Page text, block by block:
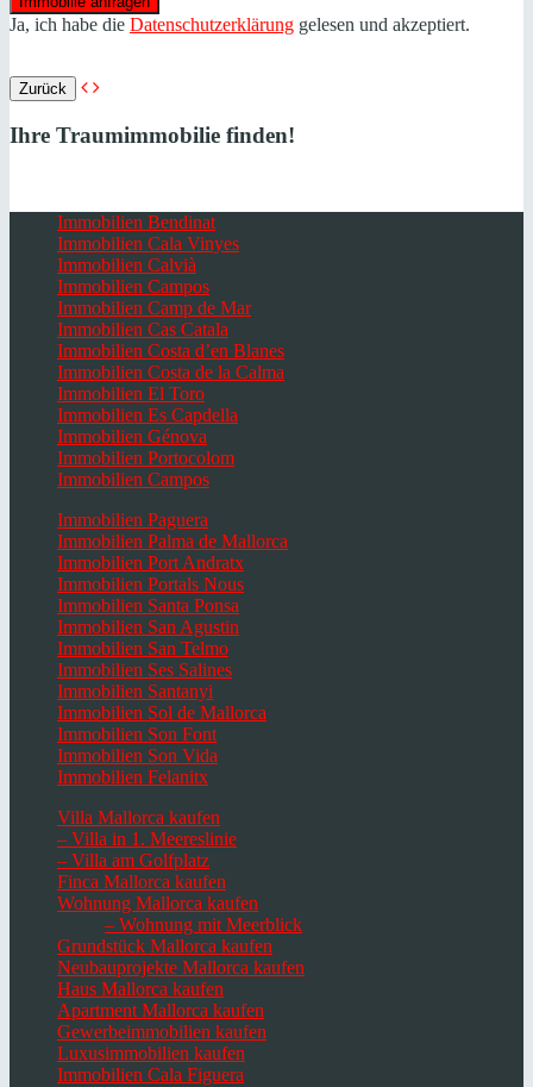
Ja, ich habe die Datenschutzerklärung gelesen und akzeptiert.
Zurück
Ihre Traumimmobilie finden!
Immobilien Bendinat
Immobilien Cala Vinyes
Immobilien Calvià
Immobilien Campos
Immobilien Camp de Mar
Immobilien Cas Catala
Immobilien Costa d’en Blanes
Immobilien Costa de la Calma
Immobilien El Toro
Immobilien Es Capdella
Immobilien Génova
Immobilien Portocolom
Immobilien Campos
Immobilien Paguera
Immobilien Palma de Mallorca
Immobilien Port Andratx
Immobilien Portals Nous
Immobilien Santa Ponsa
Immobilien San Agustin
Immobilien San Telmo
Immobilien Ses Salines
Immobilien Santanyi
Immobilien Sol de Mallorca
Immobilien Son Font
Immobilien Son Vida
Immobilien Felanitx
Villa Mallorca kaufen
– Villa in 1. Meereslinie
– Villa am Golfplatz
Finca Mallorca kaufen
Wohnung Mallorca kaufen
– Wohnung mit Meerblick
Grundstück Mallorca kaufen
Neubauprojekte Mallorca kaufen
Haus Mallorca kaufen
Apartment Mallorca kaufen
Gewerbeimmobilien kaufen
Luxusimmobilien kaufen
Immobilien Cala Figuera